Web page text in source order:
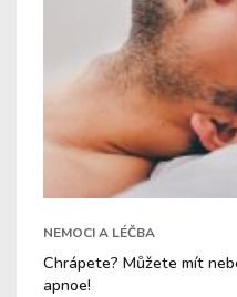
NEMOCI A LÉČBA
Chrápete? Můžete mít
apnoe!